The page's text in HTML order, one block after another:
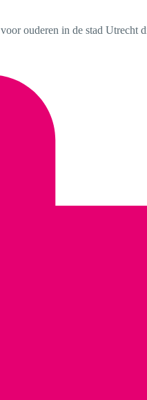
ouderen in de stad